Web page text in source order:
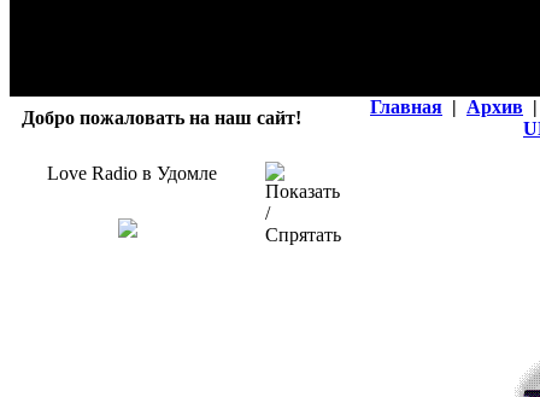
Добро пожаловать на наш сайт!
Главная | Архив |
Love Radio в Удомле